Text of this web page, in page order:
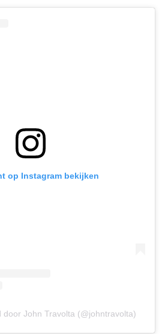
op Instagram bekijken
door John Travolta (@johntravolta)